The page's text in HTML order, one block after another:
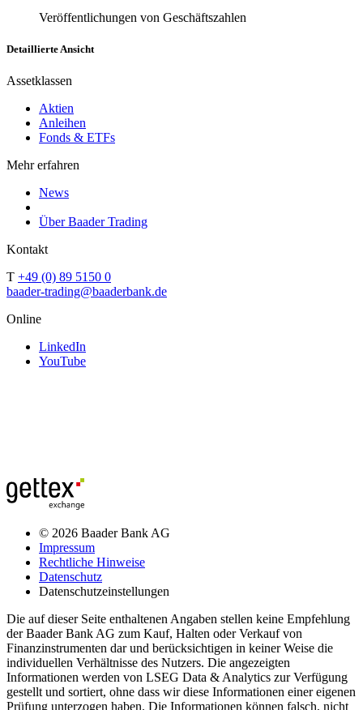
Veröffentlichungen von Geschäftszahlen
Detaillierte Ansicht
Assetklassen
Aktien
Anleihen
Fonds & ETFs
Mehr erfahren
News
Über Baader Trading
Kontakt
T +49 (0) 89 5150 0
baader-trading@baaderbank.de
Online
LinkedIn
YouTube
© 2026 Baader Bank AG
Impressum
Rechtliche Hinweise
Datenschutz
Datenschutzeinstellungen
Die auf dieser Seite enthaltenen Angaben stellen keine Empfehlung
der Baader Bank AG zum Kauf, Halten oder Verkauf von
Finanzinstrumenten dar und berücksichtigen in keiner Weise die
individuellen Verhältnisse des Nutzers. Die angezeigten
Informationen werden von LSEG Data & Analytics zur Verfügung
gestellt und sortiert, ohne dass wir diese Informationen einer eigenen
Prüfung unterzogen haben. Die Informationen können falsch, nicht